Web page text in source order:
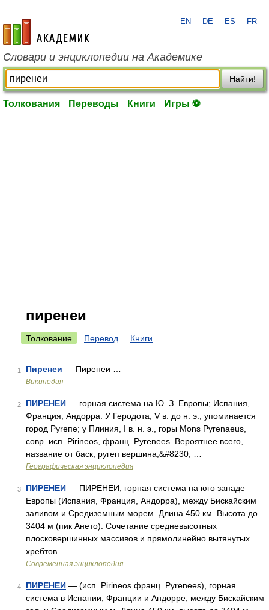
academic.ru
EN DE ES FR
Словари и энциклопедии на Академике
Найти!
Толкования Переводы Книги Игры ⚽
пиренеи
Толкование Перевод Книги
1 Пиренеи — Пиренеи …
Википедия
2 ПИРЕНЕИ — горная система на Ю. З. Европы; Испания,
Франция, Андорра. У Геродота, V в. до н. э., упоминается
город Руrепе; у Плиния, I в. н. э., горы Mons Pyrenaeus,
совр. исп. Pirineos, франц. Pyrenees. Вероятнее всего,
название от баск, ругеп вершина,&#8230; …
Географическая энциклопедия
3 ПИРЕНЕИ — ПИРЕНЕИ, горная система на юго западе
Европы (Испания, Франция, Андорра), между Бискайским
заливом и Средиземным морем. Длина 450 км. Высота до
3404 м (пик Ането). Сочетание средневысотных
плосковершинных массивов и прямолинейно вытянутых
хребтов …
Современная энциклопедия
4 ПИРЕНЕИ — (исп. Pirineos франц. Pyrenees), горная
система в Испании, Франции и Андорре, между Бискайским